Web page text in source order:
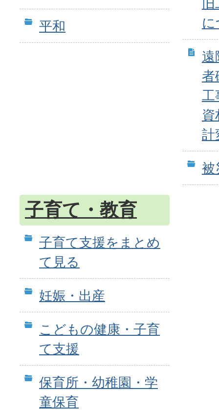
平和
遠
者
工
資
計
被
子育て・教育
子育て支援をまとめ
て見る
妊娠・出産
こどもの健康・子育
て支援
保育所・幼稚園・学
童保育